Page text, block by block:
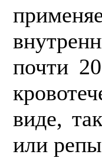
почти
виде,
или